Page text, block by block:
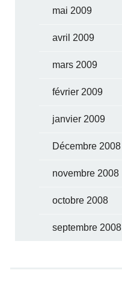
mai 2009
avril 2009
mars 2009
février 2009
janvier 2009
Décembre 2008
novembre 2008
octobre 2008
septembre 2008